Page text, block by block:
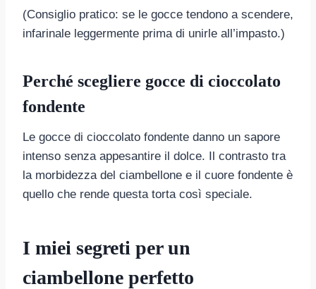
(Consiglio pratico: se le gocce tendono a scendere,
infarinale leggermente prima di unirle all’impasto.)
Perché scegliere gocce di cioccolato
fondente
Le gocce di cioccolato fondente danno un sapore
intenso senza appesantire il dolce. Il contrasto tra
la morbidezza del ciambellone e il cuore fondente è
quello che rende questa torta così speciale.
I miei segreti per un
ciambellone perfetto